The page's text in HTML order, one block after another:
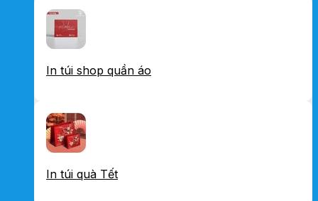
In túi shop quần áo
In túi quà Tết